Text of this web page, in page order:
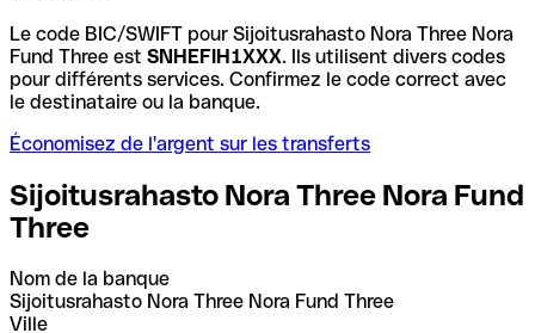
Le code BIC/SWIFT pour Sijoitusrahasto Nora Three Nora
Fund Three est SNHEFIH1XXX. Ils utilisent divers codes
pour différents services. Confirmez le code correct avec
le destinataire ou la banque.
Économisez de l'argent sur les transferts
Sijoitusrahasto Nora Three Nora Fund
Three
Nom de la banque
Sijoitusrahasto Nora Three Nora Fund Three
Ville